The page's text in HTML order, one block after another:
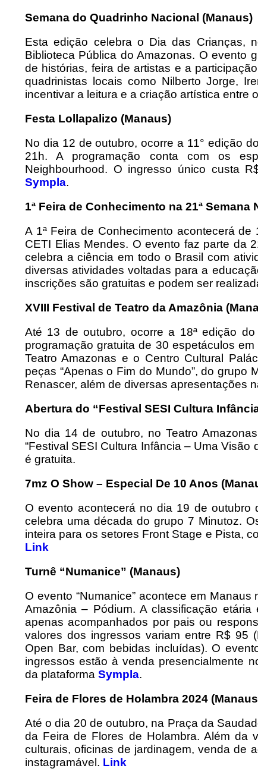
Semana do Quadrinho Nacional (Manaus)
Esta edição celebra o Dia das
Biblioteca Pública do Amazonas. O evento
de histórias, feira de artistas e a
quadrinistas locais como Nilberto Jorge,
incentivar a leitura e a criação artística entre
Festa Lollapalizo (Manaus)
No dia 12 de outubro, ocorre a 11° edição
21h. A programação conta com os
Neighbourhood. O ingresso único custa
Sympla.
1ª Feira de Conhecimento na 21ª
A 1ª Feira de Conhecimento acontecerá
CETI Elias Mendes. O evento faz parte da
celebra a ciência em todo o Brasil com
diversas atividades voltadas para a
inscrições são gratuitas e podem ser
XVIII Festival de Teatro da Amazônia
Até 13 de outubro, ocorre a 18ª edição
programação gratuita de 30 espetáculos
Teatro Amazonas e o Centro Cultural
peças “Apenas o Fim do Mundo”, do grupo
Renascer, além de diversas apresentações
Abertura do “Festival SESI Cultura
No dia 14 de outubro, no Teatro
“Festival SESI Cultura Infância – Uma Visão
é gratuita.
7mz O Show – Especial De 10 Anos
O evento acontecerá no dia 19 de
celebra uma década do grupo 7 Minutoz.
inteira para os setores Front Stage e Pista,
Link
Turnê “Numanice” (Manaus)
O evento “Numanice” acontece em
Amazônia – Pódium. A classificação
apenas acompanhados por pais ou
valores dos ingressos variam entre R$ 95
Open Bar, com bebidas incluídas). O
ingressos estão à venda presencialmente
da plataforma Sympla.
Feira de Flores de Holambra 2024
Até o dia 20 de outubro, na Praça da
da Feira de Flores de Holambra. Além da
culturais, oficinas de jardinagem, venda de
instagramável. Link